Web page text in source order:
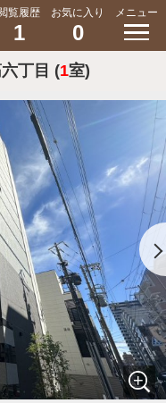
覧履歴
1
お気に入り
0
メニュー
丁目 (1室)